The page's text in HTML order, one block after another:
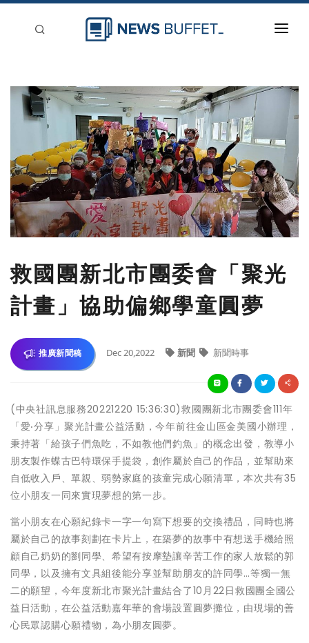
新聞稿分類
刊登
救國團新北市團委會「聚光
計畫」協助偏鄉學童圓夢
推廣新聞稿 Dec 20,2022 新聞 新聞時事
(中央社訊息服務20221220 15:36:30)救國團新北市團委會111年
「愛‧分享」聚光計畫公益活動，今年前往金山區金美國小辦理，
秉持著「給孩子們魚吃，不如教他們釣魚」的概念出發，教導小
朋友製作蝶古巴特環保手提袋，創作屬於自己的作品，並幫助來
自低收入戶、單親、弱勢家庭的孩童完成心願清單，本次共有35
位小朋友一同來實現夢想的第一步。
當小朋友在心願紀錄卡一字一句寫下想要的交換禮品，同時也將
屬於自己的故事刻劃在卡片上，在築夢的故事中有想送手機給照
顧自己奶奶的劉同學、希望有按摩墊讓辛苦工作的家人放鬆的郭
同學，以及擁有文具組後能分享並幫助朋友的許同學…等獨一無
二的願望，今年度新北市聚光計畫結合了10月22日救國團全國公
益日活動，在公益活動嘉年華的會場設置圓夢攤位，由現場的善
心民眾認購心願禮物，為小朋友圓夢。